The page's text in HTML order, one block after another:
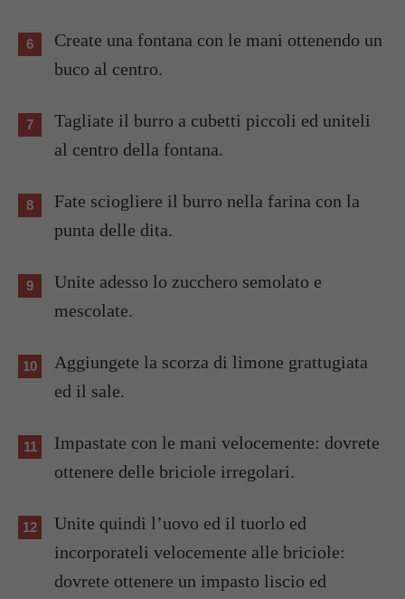
Create una fontana con le mani ottenendo un
buco al centro.
Tagliate il burro a cubetti piccoli ed uniteli
al centro della fontana.
Fate sciogliere il burro nella farina con la
punta delle dita.
Unite adesso lo zucchero semolato e
mescolate.
Aggiungete la scorza di limone grattugiata
ed il sale.
Impastate con le mani velocemente: dovrete
ottenere delle briciole irregolari.
Unite quindi l’uovo ed il tuorlo ed
incorporateli velocemente alle briciole:
dovrete ottenere un impasto liscio ed